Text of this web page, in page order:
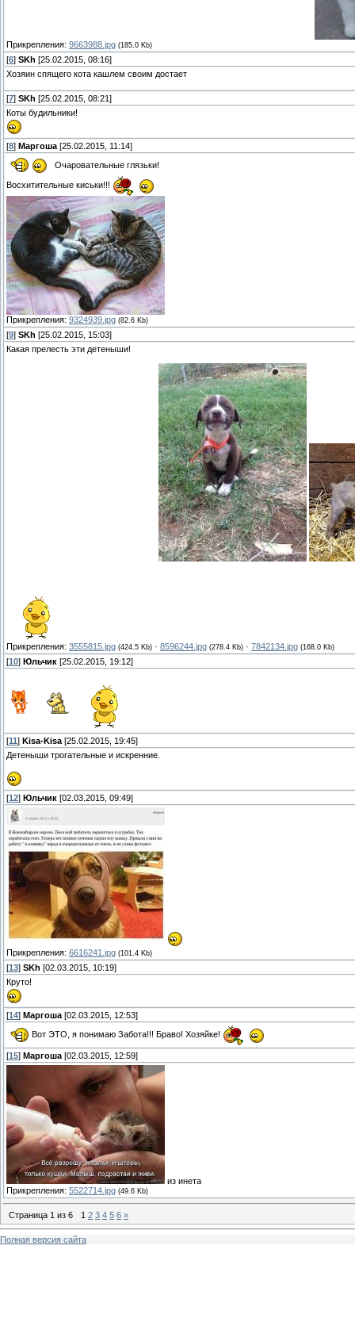
Прикрепления: 9663988.jpg (185.0 Kb)
[6] SKh [25.02.2015, 08:16]
Хозяин спящего кота кашлем своим достает
[7] SKh [25.02.2015, 08:21]
Коты будильники!
[8] Маргоша [25.02.2015, 11:14]
Очаровательные глязьки!
Восхитительные киськи!!!
Прикрепления: 9324939.jpg (82.6 Kb)
[9] SKh [25.02.2015, 15:03]
Какая прелесть эти детеныши!
Прикрепления: 3555815.jpg (424.5 Kb) · 8596244.jpg (278.4 Kb) · 7842134.jpg (168.0 Kb)
[10] Юльчик [25.02.2015, 19:12]
[11 ] Kisa-Kisa [25.02.2015, 19:45]
Детеныши трогательные и искренние.
[12] Юльчик [02.03.2015, 09:49]
Прикрепления: 6616241.jpg (101.4 Kb)
[13] SKh [02.03.2015, 10:19]
Круто!
[14] Маргоша [02.03.2015, 12:53]
Вот ЭТО, я понимаю Забота!!! Браво! Хозяйке!
[15] Маргоша [02.03.2015, 12:59]
из инета
Прикрепления: 5522714.jpg (49.6 Kb)
Страница 1 из 6 1 2 3 4 5 6 »
Полная версия сайта